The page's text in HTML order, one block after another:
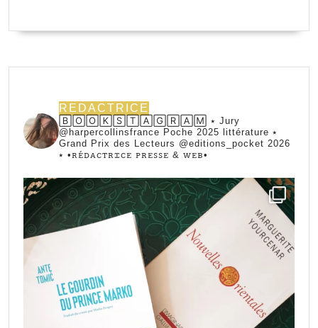
REDACTRICE
🄱🄾🄾🄺🅂🅃🄰🄶🅁🄰🄼 ⭑ Jury
@harpercollinsfrance Poche 2025 littérature ⭑
Grand Prix des Lecteurs @editions_pocket 2026
⭑ •ꭱꭼ́ꭰꭺꮯꭲꭱꮖꮯꭼ ꮲꭱꭼꮪꮪꭼ & ꮃꭼᏼ•